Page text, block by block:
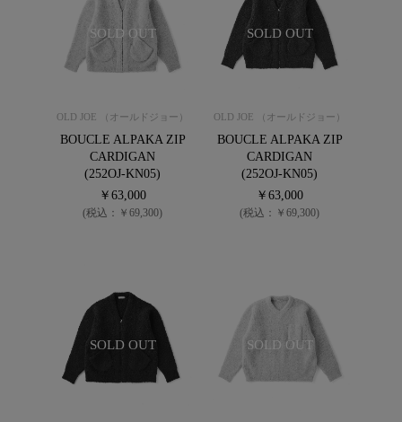
SOLD OUT
OLD JOE （オールドジョー）
BOUCLE ALPAKA ZIP
CARDIGAN
(252OJ-KN05)
￥63,000
(税込：￥69,300)
SOLD OUT
OLD JOE （オールドジョー）
BOUCLE ALPAKA ZIP
CARDIGAN
(252OJ-KN05)
￥63,000
(税込：￥69,300)
SOLD OUT SOLD OUT